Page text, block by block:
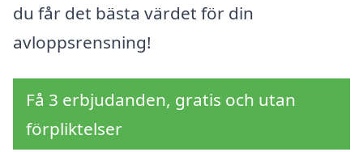
du får det bästa värdet för din
avloppsrensning!
Få 3 erbjudanden, gratis och utan
förpliktelser